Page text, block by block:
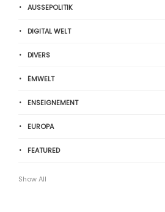
AUSSEPOLITIK
DIGITAL WELT
DIVERS
ËMWELT
ENSEIGNEMENT
EUROPA
FEATURED
Show All